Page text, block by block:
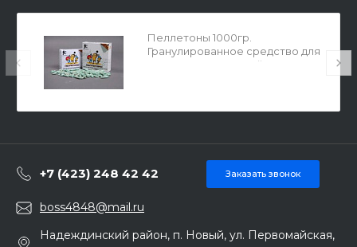
Пеллетоны 1000гр.
Гранулированное средство для
чистки котлов, печей и каминов
+7 (423) 248 42 42 Заказать звонок
boss4848@mail.ru
Надеждинский район, п. Новый, ул. Первомайская,